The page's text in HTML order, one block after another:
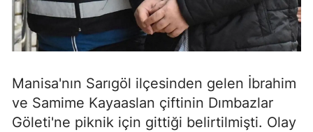
Manisa'nın Sarıgöl ilçesinden gelen İbrahim
ve Samime Kayaaslan çiftinin Dımbazlar
Göleti'ne piknik için gittiği belirtilmişti. Olay